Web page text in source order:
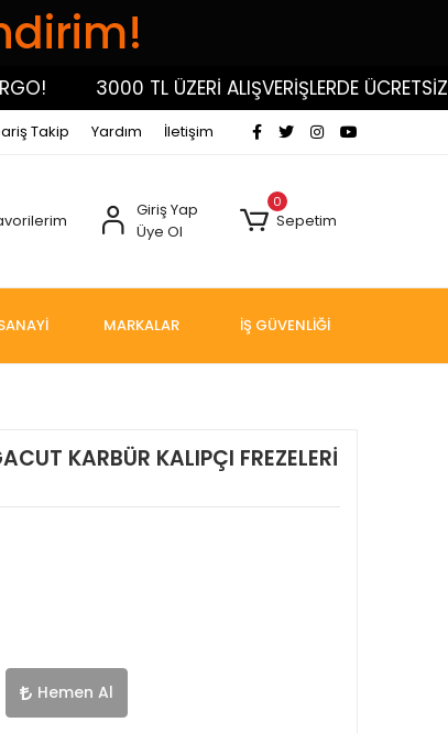
3000 TL ÜZERİ ALIŞVERİŞLERDE ÜCRETSİZ
Takip Yardım İletişim
Giriş Yap
Üye Ol
0
Sepetim
MARKALAR İŞ GÜVENLİĞİ
KARBÜR KALIPÇI FREZELERİ
Hemen Al